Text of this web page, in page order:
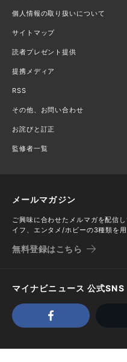
個人情報の取り扱いについて
サイトマップ
読者プレゼント提供
提携メディア
RSS
その他、お問い合わせ
お詫びと訂正
監修者一覧
メールマガジン
ご興味に合わせたメルマガを配信
イフ、エンタメ/ホビーの3種類を用
無料登録はこちら
マイナビニュース 公式SNS